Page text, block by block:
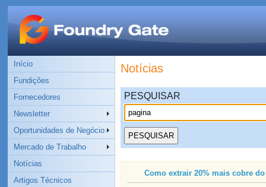
Início
Fundições
Fornecedores
Newsletter
Oportunidades de Negócio
Mercado de Trabalho
Notícias
Artigos Técnicos
Notícias
PESQUISAR
Como extrair 20% mais cobre